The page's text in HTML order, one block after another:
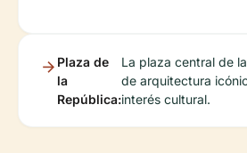
Plaza de
la
República:
La plaza central de
de arquitectura
interés cultural.